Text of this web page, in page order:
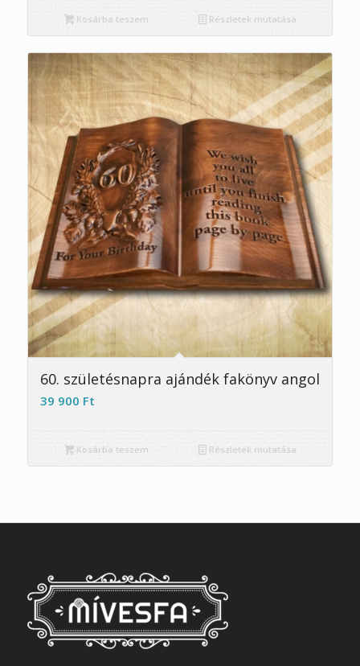
Kosárba teszem Részletek mutatása
5.00
60. születésnapra ajándék fakönyv angol
39 900 Ft
Kosárba teszem Részletek mutatása